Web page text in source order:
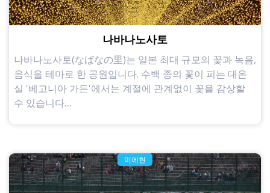
나바나노사토
나바나노사토(なばなの里)는 일본 최대 규모의 꽃과 녹음,
음식을 테마로 한 공원입니다. 수백 종의 꽃이 피는 대온
실 '베고니아 가든'에서는 계절에 관계없이 꽃을 감상할
수 있습니다....
미에현